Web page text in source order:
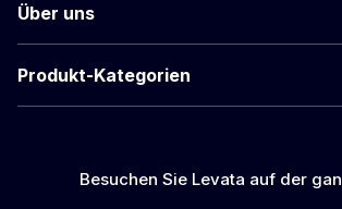
Über uns
Produkt-Kategorien
Besuchen Sie Levata auf der